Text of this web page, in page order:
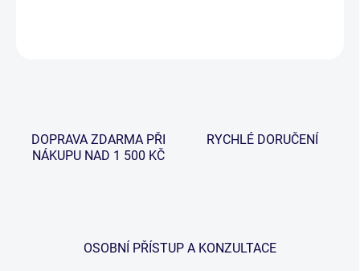
DOPRAVA ZDARMA PŘI
NÁKUPU NAD 1 500 KČ
RYCHLÉ DORUČENÍ
OSOBNÍ PŘÍSTUP A KONZULTACE